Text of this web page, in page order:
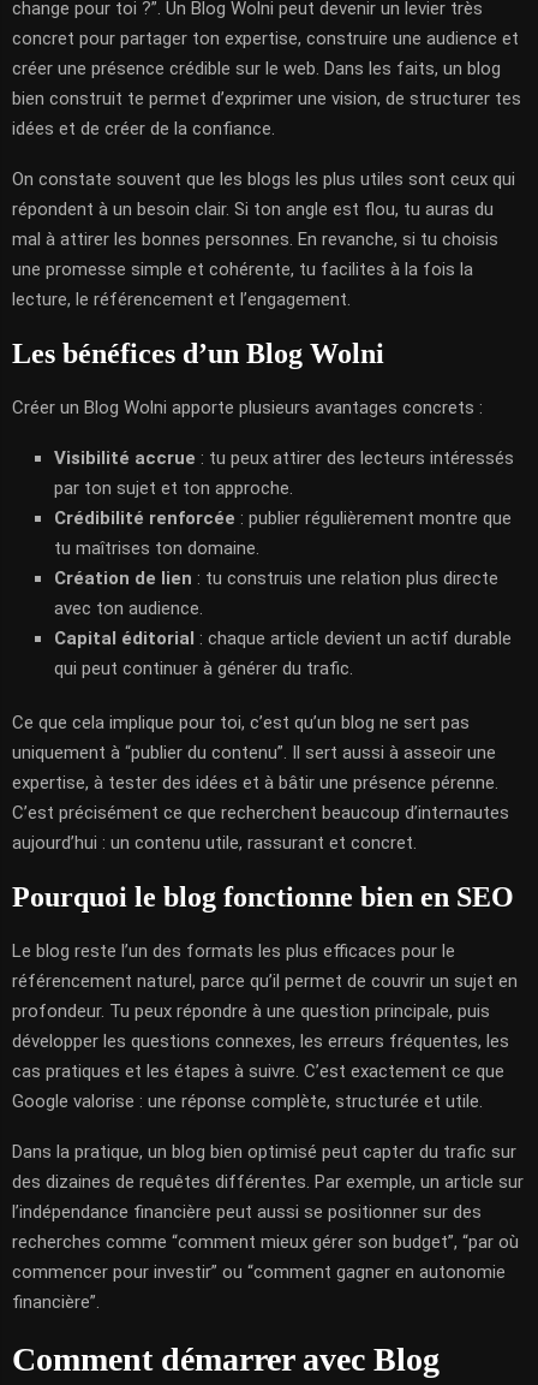
change pour toi ?”. Un Blog Wolni peut devenir un levier très
concret pour partager ton expertise, construire une audience et
créer une présence crédible sur le web. Dans les faits, un blog
bien construit te permet d’exprimer une vision, de structurer tes
idées et de créer de la confiance.
On constate souvent que les blogs les plus utiles sont ceux qui
répondent à un besoin clair. Si ton angle est flou, tu auras du
mal à attirer les bonnes personnes. En revanche, si tu choisis
une promesse simple et cohérente, tu facilites à la fois la
lecture, le référencement et l’engagement.
Les bénéfices d’un Blog Wolni
Créer un Blog Wolni apporte plusieurs avantages concrets :
Visibilité accrue : tu peux attirer des lecteurs intéressés
par ton sujet et ton approche.
Crédibilité renforcée : publier régulièrement montre que
tu maîtrises ton domaine.
Création de lien : tu construis une relation plus directe
avec ton audience.
Capital éditorial : chaque article devient un actif durable
qui peut continuer à générer du trafic.
Ce que cela implique pour toi, c’est qu’un blog ne sert pas
uniquement à “publier du contenu”. Il sert aussi à asseoir une
expertise, à tester des idées et à bâtir une présence pérenne.
C’est précisément ce que recherchent beaucoup d’internautes
aujourd’hui : un contenu utile, rassurant et concret.
Pourquoi le blog fonctionne bien en SEO
Le blog reste l’un des formats les plus efficaces pour le
référencement naturel, parce qu’il permet de couvrir un sujet en
profondeur. Tu peux répondre à une question principale, puis
développer les questions connexes, les erreurs fréquentes, les
cas pratiques et les étapes à suivre. C’est exactement ce que
Google valorise : une réponse complète, structurée et utile.
Dans la pratique, un blog bien optimisé peut capter du trafic sur
des dizaines de requêtes différentes. Par exemple, un article sur
l’indépendance financière peut aussi se positionner sur des
recherches comme “comment mieux gérer son budget”, “par où
commencer pour investir” ou “comment gagner en autonomie
financière”.
Comment démarrer avec Blog